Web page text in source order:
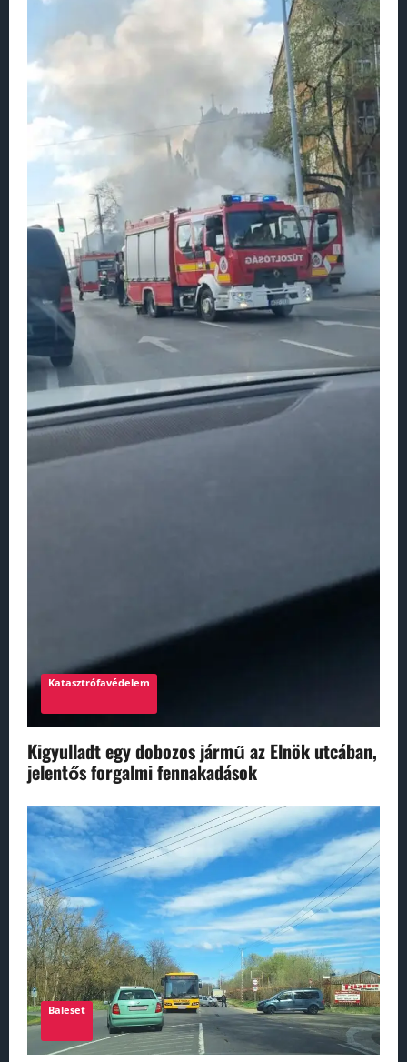
Katasztrófavédelem
Kigyulladt egy dobozos jármű az Elnök utcában,
jelentős forgalmi fennakadások
Baleset